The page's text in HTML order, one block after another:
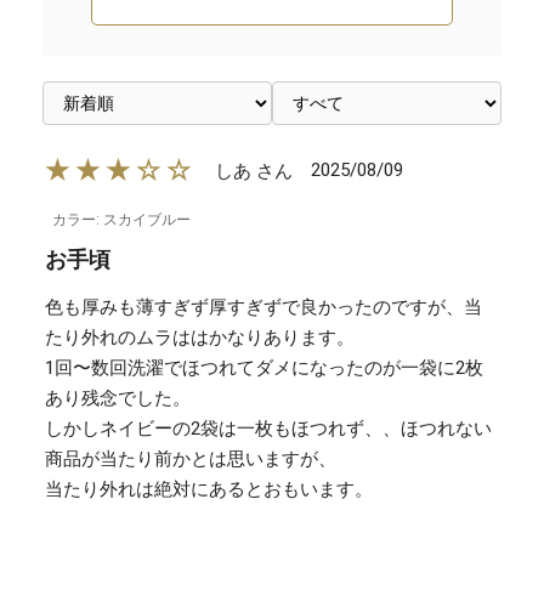
★★★☆☆ しあ さん 2025/08/09
カラー: スカイブルー
お手頃
色も厚みも薄すぎず厚すぎずで良かったのですが、当
たり外れのムラははかなりあります。
1回〜数回洗濯でほつれてダメになったのが一袋に2枚
あり残念でした。
しかしネイビーの2袋は一枚もほつれず、、ほつれない
商品が当たり前かとは思いますが、
当たり外れは絶対にあるとおもいます。